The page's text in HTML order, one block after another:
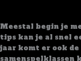
Meestal begin je
tips kan je al snel
jaar komt er ook
samenspelklassen